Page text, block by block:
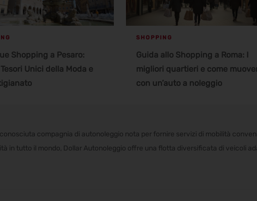
Shopping a Pesaro:
Unici della Moda e
SHOPPING
Guida allo Shopping a Roma: I
migliori quartieri e come
con un’auto a noleggio
compagnia di autonoleggio nota per fornire servizi di mobilità
in tutto il mondo, Dollar Autonoleggio offre una flotta diversificata di veicoli